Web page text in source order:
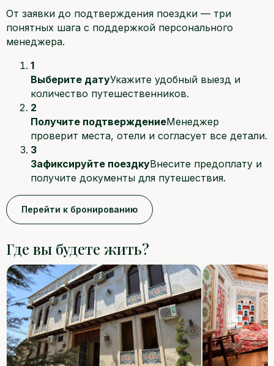
От заявки до подтверждения поездки — три
понятных шага с поддержкой персонального
менеджера.
1
Выберите датуУкажите удобный выезд и
количество путешественников.
2
Получите подтверждениеМенеджер
проверит места, отели и согласует все детали.
3
Зафиксируйте поездкуВнесите предоплату и
получите документы для путешествия.
Перейти к бронированию
Где вы будете жить?